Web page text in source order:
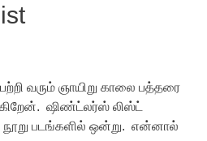
வரும் ஞாயிறு காலை பத்தரை
ஷிண்ட்லர்ஸ் லிஸ்ட்
நூறு படங்களில் ஒன்று. என்னால்